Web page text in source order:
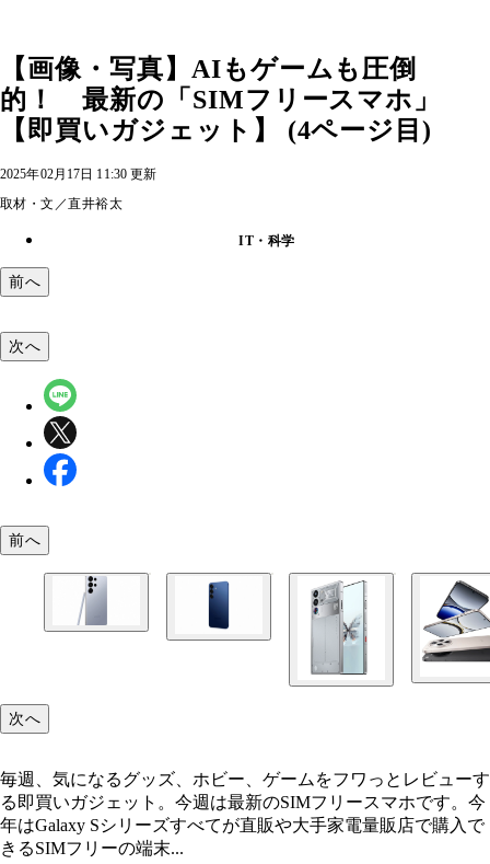
【画像・写真】AIもゲームも圧倒
的！ 最新の「SIMフリースマホ」
【即買いガジェット】 (4ページ目)
2025年02月17日 11:30 更新
取材・文／直井裕太
IT・科学
前へ
Galaxy S25 Ultra サムスン電子ジャパン／19万
（256GBモデル）から／2月14日発売
Galaxy S25 サムスン電子ジャパン／12万9000円
（256GBモデル）から／2月14日発売
次へ
前へ
次へ
毎週、気になるグッズ、ホビー、ゲームをフワっとレビューす
る即買いガジェット。今週は最新のSIMフリースマホです。今
年はGalaxy Sシリーズすべてが直販や大手家電量販店で購入で
きるSIMフリーの端末...